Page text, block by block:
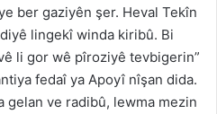
ber gaziyên şer. Heval Tekîn
lingekî winda kiribû. Bi
li gor wê pîroziyê tevbigerin”
fedaî ya Apoyî nîşan dida.
gelan ve radibû, lewma mezin